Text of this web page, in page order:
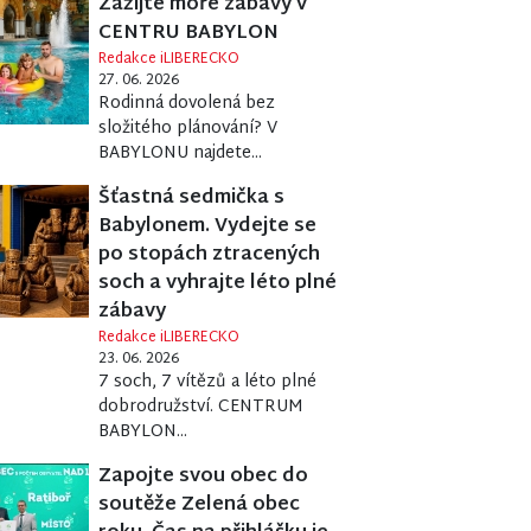
CENTRU BABYLON
Redakce iLIBERECKO
27. 06. 2026
Rodinná dovolená bez
složitého plánování? V
BABYLONU najdete...
Šťastná sedmička s
Babylonem. Vydejte se
po stopách ztracených
soch a vyhrajte léto plné
zábavy
Redakce iLIBERECKO
23. 06. 2026
7 soch, 7 vítězů a léto plné
dobrodružství. CENTRUM
BABYLON...
Zapojte svou obec do
soutěže Zelená obec